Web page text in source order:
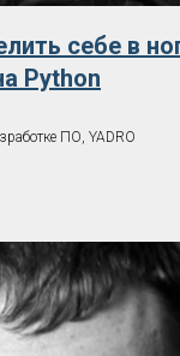
себе в
Python
ПО, YADRO